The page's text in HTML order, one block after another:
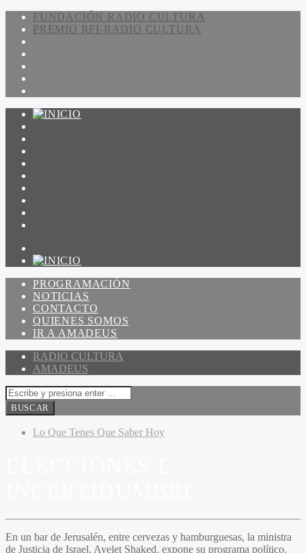
FUNDACIÓN RADIO CULTURA
PREMIO RFI-RADIO CULTURA
PROGRAMACIÓN
NOTICIAS
CONTACTO
QUIENES SOMOS
IR A AMADEUS
RADIO CULTURA
AMADEUS
Lo Que Tenes Que Saber Hoy
En un bar de Jerusalén, entre cervezas y hamburguesas, la ministra
de Justicia de Israel, Ayelet Shaked, expone su programa político.